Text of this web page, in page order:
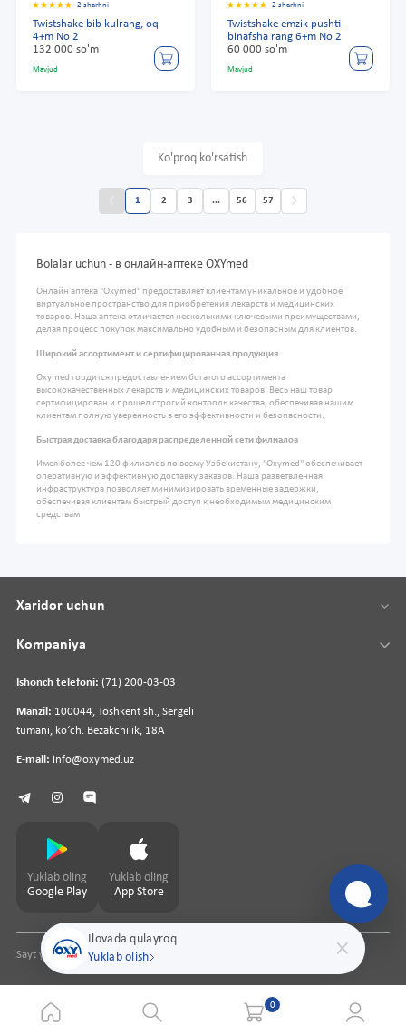
2 sharhni
Twistshake bib kulrang, oq
4+m No 2
132 000 so'm
Mavjud
2 sharhni
Twistshake emzik pushti-
binafsha rang 6+m No 2
60 000 so'm
Mavjud
Ko'proq ko'rsatish
1 2 3 ... 56 57
Bolalar uchun - в онлайн-аптеке OXYmed
Онлайн аптека "Oxymed" предоставляет клиентам уникальное и удобное
виртуальное пространство для приобретения лекарств и медицинских
товаров. Наша аптека отличается несколькими ключевыми преимуществами,
делая процесс покупок максимально удобным и безопасным для клиентов.
Широкий ассортимент и сертифицированная продукция
Oxymed гордится предоставлением богатого ассортимента
высококачественных лекарств и медицинских товаров. Весь наш товар
сертифицирован и прошел строгий контроль качества, обеспечивая нашим
клиентам полную уверенность в его эффективности и безопасности.
Быстрая доставка благодаря распределенной сети филиалов
Имея более чем 120 филиалов по всему Узбекистану, "Oxymed" обеспечивает
оперативную и эффективную доставку заказов. Наша разветвленная
инфраструктура позволяет минимизировать временные задержки,
обеспечивая клиентам быстрый доступ к необходимым медицинским
средствам
Ilovada qulayroq
Yuklab olish
Ishonch telefoni: (71) 200-03-03
Manzil: 100044, Toshkent sh., Sergeli
tumani, koʻch. Bezakchilik, 18A
E-mail: info@oxymed.uz
Xaridor uchun
Kompaniya
Yuklab oling
Google Play
Yuklab oling
App Store
Sayt yaratuvchipharmit.uz
0